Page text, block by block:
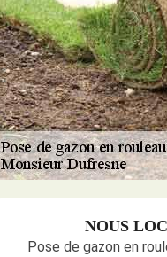
NOUS
Pose de gazon en